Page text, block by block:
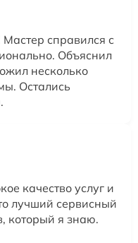
справился с
Объяснил
несколько
Остались
качество услуг и
лучший сервисный
который я знаю.